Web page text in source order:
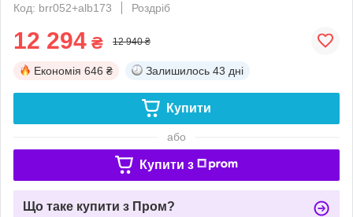
Код: brr052+alb173
Роздріб
12 294 ₴ 12 940 ₴
Економія 646 ₴ Залишилось 43 дні
Купити
або
Купити з
Що таке купити з Пром?